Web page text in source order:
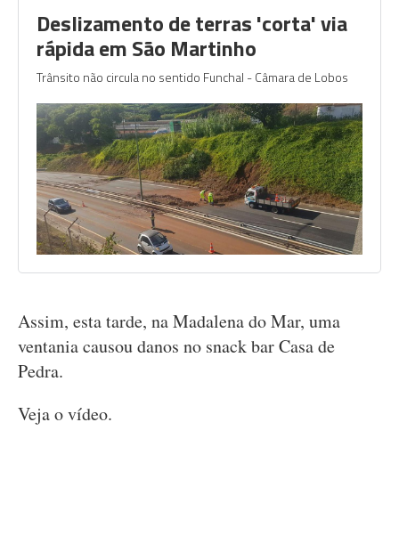
Deslizamento de terras 'corta' via
rápida em São Martinho
Trânsito não circula no sentido Funchal - Câmara de Lobos
Assim, esta tarde, na Madalena do Mar, uma
ventania causou danos no snack bar Casa de
Pedra.
Veja o vídeo.